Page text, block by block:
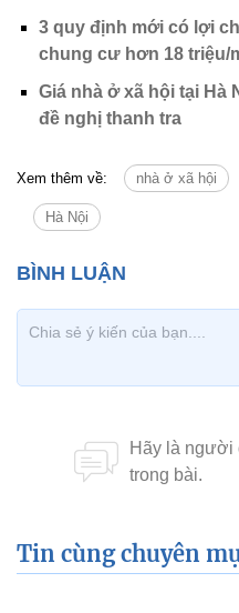
3 quy định mới có lợi
chung cư hơn 18 triệu/
Giá nhà ở xã hội tại Hà
đề nghị thanh tra
Xem thêm về: nhà ở xã hội
Hà Nội
Tin cùng chuyên